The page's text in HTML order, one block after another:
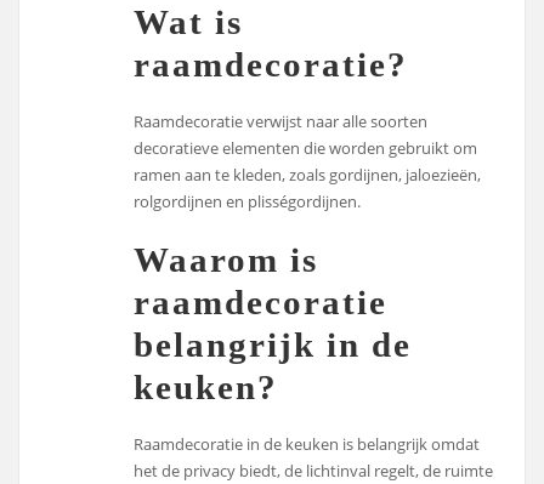
Wat is
raamdecoratie?
Raamdecoratie verwijst naar alle soorten
decoratieve elementen die worden gebruikt om
ramen aan te kleden, zoals gordijnen, jaloezieën,
rolgordijnen en plisségordijnen.
Waarom is
raamdecoratie
belangrijk in de
keuken?
Raamdecoratie in de keuken is belangrijk omdat
het de privacy biedt, de lichtinval regelt, de ruimte